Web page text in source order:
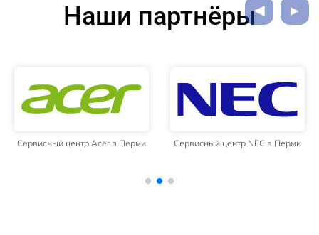
Наши партнёры
Сервисный центр Acer в Перми Сервисный центр NEC в Перми